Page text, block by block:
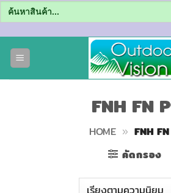
Search
for:
FNH FN
HOME » FNH
คัดกรอง